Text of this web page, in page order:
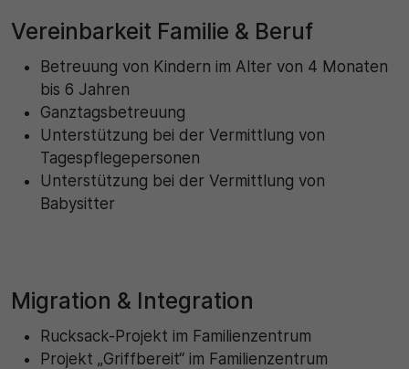
Vereinbarkeit Familie & Beruf
Betreuung von Kindern im Alter von 4 Monaten
bis 6 Jahren
Ganztagsbetreuung
Unterstützung bei der Vermittlung von
Tagespflegepersonen
Unterstützung bei der Vermittlung von
Babysitter
Migration & Integration
Rucksack-Projekt im Familienzentrum
Projekt „Griffbereit“ im Familienzentrum
Laufzeit
Zweck
Wird für statistische Zwecke verwendet, um
vorübergehende Daten des Besuchs zu speichern.